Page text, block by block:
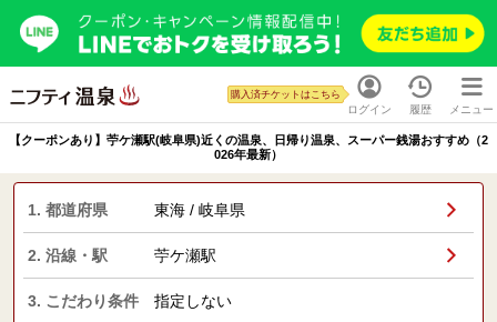
ログイン
購入済チケットはこちら
履歴 メニュー
【クーポンあり】苧ケ瀬駅(岐阜県)近くの温泉、日帰り温泉、スーパー銭湯おすすめ（2
026年最新）
1. 都道府県 東海 / 岐阜県
2. 沿線・駅 苧ケ瀬駅
3. こだわり条件 指定しない